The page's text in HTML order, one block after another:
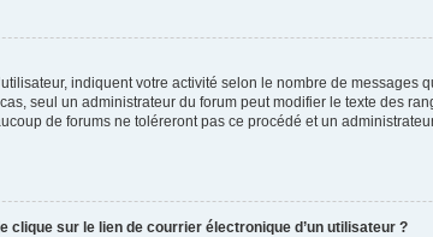
indiquent votre activité selon le nombre de
seul un administrateur du forum peut modifier le texte des
de forums ne toléreront pas ce procédé et un
clique sur le lien de courrier électronique d’un utilisateur ?